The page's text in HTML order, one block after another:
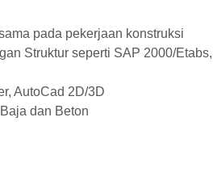
pada pekerjaan konstruksi
Struktur seperti SAP 2000/Etabs,
AutoCad 2D/3D
dan Beton